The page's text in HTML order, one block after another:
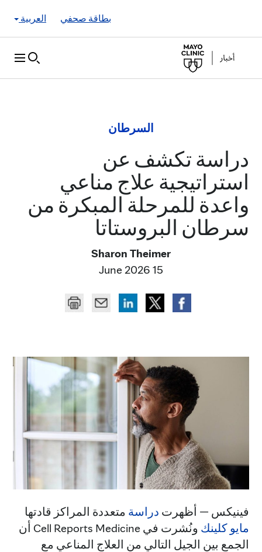
العربية
بطاقة صحفي
السرطان
دراسة تكشف عن
استراتيجية علاج مناعي
واعدة للمرحلة المبكرة من
سرطان البروستاتا
Sharon Theimer
15 June 2026
فينيكس — أظهرت دراسة متعددة المراكز قادتها
مايو كلينك
ونُشرت في Cell Reports Medicine أن
الجمع بين الجيل التالي من العلاج المناعي مع